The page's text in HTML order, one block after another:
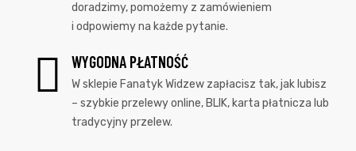
doradzimy, pomożemy z zamówieniem
i odpowiemy na każde pytanie.
WYGODNA PŁATNOŚĆ
W sklepie Fanatyk Widzew zapłacisz tak, jak lubisz
– szybkie przelewy online, BLIK, karta płatnicza lub
tradycyjny przelew.